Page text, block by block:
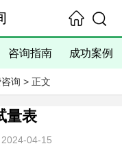
咨询指南 成功案例
询 > 正文
量表
04-15